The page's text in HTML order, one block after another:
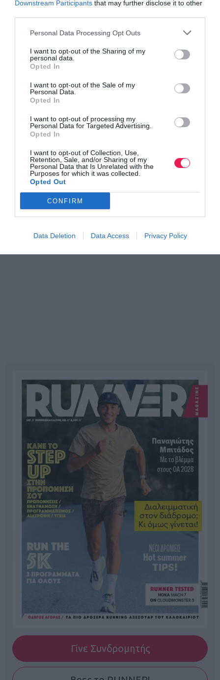
Downstream Participants that may further disclose it to other
Personal Data Processing Opt Outs
I want to opt-out of the Sharing of my
personal data.
Opted In
I want to opt-out of the Sale of my
Personal Data.
Opted In
I want to opt-out of processing my
Personal Data for Targeted Advertising.
Opted In
I want to opt-out of Collection, Use,
Retention, Sale, and/or Sharing of my
Personal Data that Is Unrelated with the
Purposes for which it was collected.
Opted Out
CONFIRM
Data Deletion Data Access Privacy Policy
Γίνε Συνδρομητής